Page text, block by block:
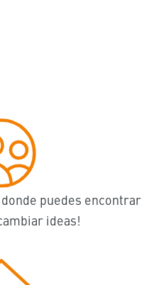
puedes encontrar
ideas!